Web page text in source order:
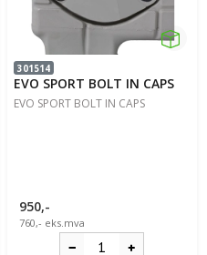
301514
EVO SPORT BOLT IN CAPS
EVO SPORT BOLT IN CAPS
950,-
760,- eks.mva